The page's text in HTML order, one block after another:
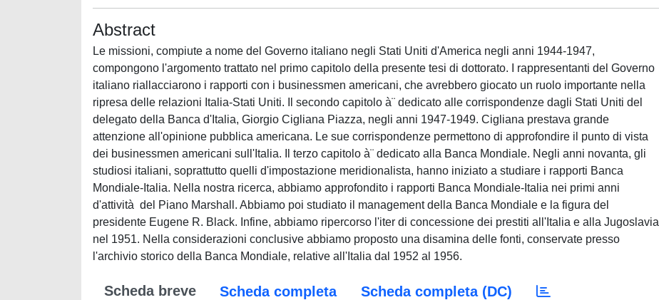
Abstract
Le missioni, compiute a nome del Governo italiano negli Stati Uniti d'America negli anni 1944-1947,
compongono l'argomento trattato nel primo capitolo della presente tesi di dottorato. I rappresentanti del Governo
italiano riallacciarono i rapporti con i businessmen americani, che avrebbero giocato un ruolo importante nella
ripresa delle relazioni Italia-Stati Uniti. Il secondo capitolo à¨ dedicato alle corrispondenze dagli Stati Uniti del
delegato della Banca d'Italia, Giorgio Cigliana Piazza, negli anni 1947-1949. Cigliana prestava grande
attenzione all'opinione pubblica americana. Le sue corrispondenze permettono di approfondire il punto di vista
dei businessmen americani sull'Italia. Il terzo capitolo à¨ dedicato alla Banca Mondiale. Negli anni novanta, gli
studiosi italiani, soprattutto quelli d'impostazione meridionalista, hanno iniziato a studiare i rapporti Banca
Mondiale-Italia. Nella nostra ricerca, abbiamo approfondito i rapporti Banca Mondiale-Italia nei primi anni
d'attività del Piano Marshall. Abbiamo poi studiato il management della Banca Mondiale e la figura del
presidente Eugene R. Black. Infine, abbiamo ripercorso l'iter di concessione dei prestiti all'Italia e alla Jugoslavia
nel 1951. Nella considerazioni conclusive abbiamo proposto una disamina delle fonti, conservate presso
l'archivio storico della Banca Mondiale, relative all'Italia dal 1952 al 1956.
Scheda breve Scheda completa Scheda completa (DC)